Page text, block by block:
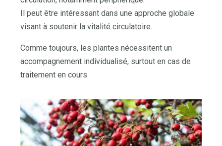
Il peut être intéressant dans une approche globale
visant à soutenir la vitalité circulatoire.
Comme toujours, les plantes nécessitent un
accompagnement individualisé, surtout en cas de
traitement en cours.